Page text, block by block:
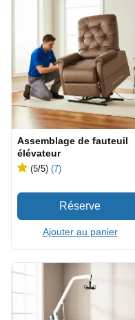
Assemblage de fauteuil
élévateur
(5/5) (7)
Ajouter au panier